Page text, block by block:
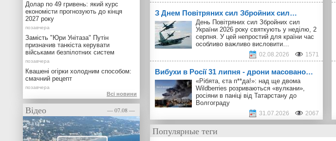
З Днем Повітряних сил Збройних сил…
День Повітряних сил Збройних сил
України 2026 року святкують у неділю, 2
серпня. У цей непростий для країни час
особливо важливо висловити…
02.08.2026 1571
Вибухи в Росії 31 липня - дрони масовано…
«Рібята, єта п**да!»: над ще двома
Wildberries розриваються «вулкани»,
росіяни в паніці від Татарстану до
Волгограду
31.07.2026 2067
Популярные теги
Долар по 49 гривень: який курс
економісти прогнозують до кінця
2027 року
Замість "Юри Унітаза" Путін
призначив танкіста керувати
військами безпілотних систем
Квашені огірки холодним способом:
смачний рецепт
Всі новини
Відео — 07.08 —